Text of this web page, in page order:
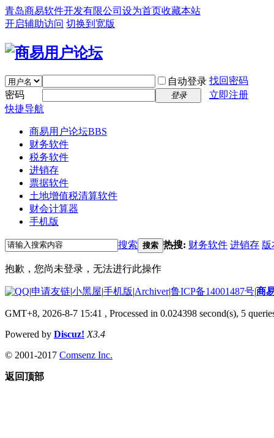
青岛商易软件开发有限公司 设为首页收藏本站
开启辅助访问 切换到宽版
自动登录 找回密码
密码
登录
立即注册
快捷导航
商易用户论坛BBS
财务软件
税务软件
进销存
票据软件
土地增值税清算软件
财会计算器
手机版
搜索 搜索 热搜: 财务软件 进销存 版
抱歉，您尚未登录，无法进行此操作
|申请友链|小黑屋|手机版|Archiver|鲁ICP备14001487号|商
GMT+8, 2026-8-7 15:41 , Processed in 0.024398 second(s), 5
Powered by Discuz! X3.4
© 2001-2017 Comsenz Inc.
返回顶部